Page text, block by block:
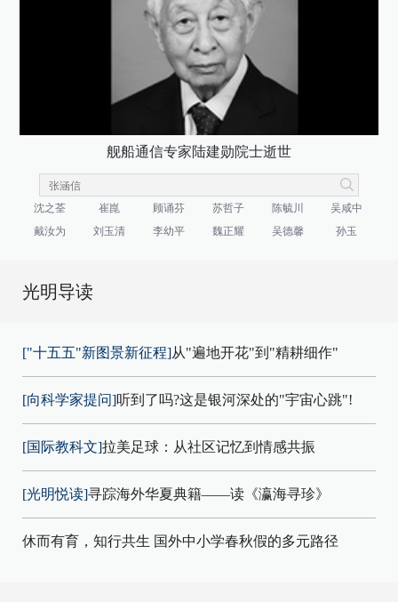
舰船通信专家陆建勋院士逝世
沈之荃 崔崑 顾诵芬 苏哲子 陈毓川
吴咸中
戴汝为
刘玉清 李幼平 魏正耀 吴德馨 孙玉
光明导读
["十五五"新图景新征程]从"遍地开花"到"精耕细作"
[向科学家提问]听到了吗?这是银河深处的"宇宙心跳"!
[国际教科文]拉美足球：从社区记忆到情感共振
[光明悦读]寻踪海外华夏典籍——读《瀛海寻珍》
休而有育，知行共生 国外中小学春秋假的多元路径